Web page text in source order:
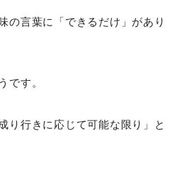
の言葉に「できるだけ」があり
です。
り行きに応じて可能な限り」と